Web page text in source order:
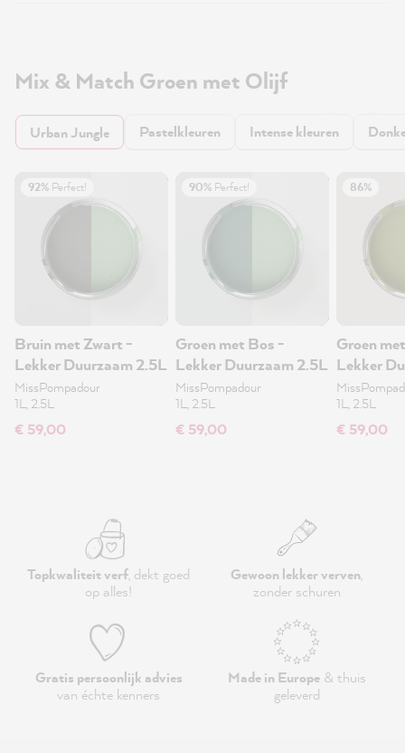
Mix & Match Groen met Olijf
Urban Jungle Pastelkleuren Intense kleuren
92% Perfect!
Bruin met Zwart -
Lekker Duurzaam 2.5L
MissPompadour
1L, 2.5L
€ 59,00
90% Perfect!
Groen met Bos -
Lekker Duurzaam 2.5L
MissPompadour
1L, 2.5L
€ 59,00
86%
Groen
Lekker
1L, 2.5L
€ 59,00
Topkwaliteit verf, dekt goed
op alles!
Gewoon lekker verven,
zonder schuren
Gratis persoonlijk advies
van échte kenners
Made in Europe& thuis
geleverd